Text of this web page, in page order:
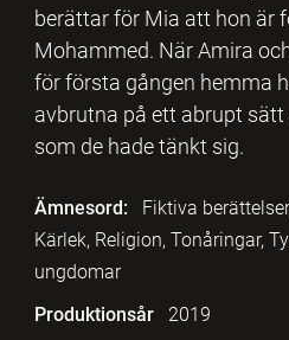
berättar för Mia att hon är
Mohammed. När Amira
för första gången hemma
avbrutna på ett abrupt
som de hade tänkt sig.
Ämnesord:
Fiktiva
Kärlek, Religion, Tonåringar,
ungdomar
Produktionsår
2019